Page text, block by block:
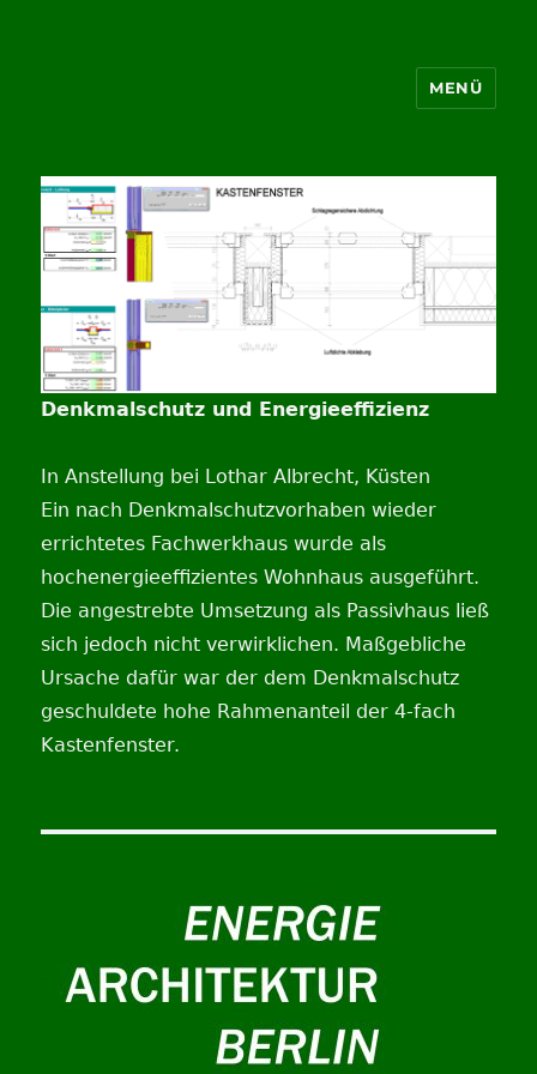
Energie Architektur Berlin
MENÜ
Denkmalschutz und Energieeffizienz
In Anstellung bei Lothar Albrecht, Küsten
Ein nach Denkmalschutzvorhaben wieder
errichtetes Fachwerkhaus wurde als
hochenergieeffizientes Wohnhaus ausgeführt.
Die angestrebte Umsetzung als Passivhaus ließ
sich jedoch nicht verwirklichen. Maßgebliche
Ursache dafür war der dem Denkmalschutz
geschuldete hohe Rahmenanteil der 4-fach
Kastenfenster.